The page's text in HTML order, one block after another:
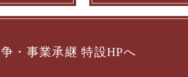
・事業承継特設HPへ